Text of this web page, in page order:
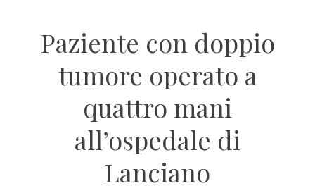
Paziente con doppio
tumore operato a
quattro mani
all’ospedale di
Lanciano